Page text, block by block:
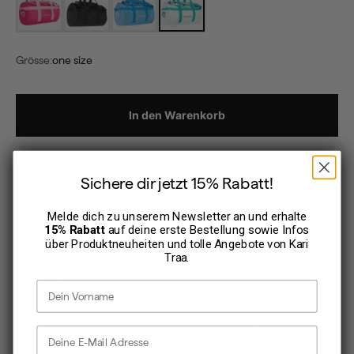
Grösse:one size
In den Warenkorb
30 Tage Rückgaberecht
TWINT
Kauf auf Rechnung
Abenteuer. Sie ist mit verstellbaren und gepolsterten
Sichere dir jetzt 15% Rabatt!
Melde dich zu unserem Newsletter an und erhalte
15% Rabatt auf deine erste Bestellung sowie Infos
über Produktneuheiten und tolle Angebote von Kari
Traa.
E-Mail Adresse